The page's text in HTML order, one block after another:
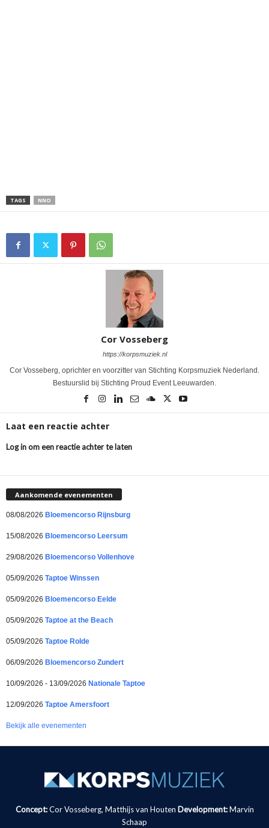
TAGS NNO
Cor Vosseberg
https://korpsmuziek.nl
Cor Vosseberg, oprichter en voorzitter van Stichting Korpsmuziek Nederland.
Bestuurslid bij Stichting Proud Event Leeuwarden.
Laat een reactie achter
Log in om een reactie achter te laten
Aankomende evenementen
08/08/2026 Bloemencorso Rijnsburg
15/08/2026 Bloemencorso Leersum
29/08/2026 Bloemencorso Vollenhove
05/09/2026 Taptoe Winssen
05/09/2026 Bloemencorso Eelde
05/09/2026 Taptoe at the Beach
05/09/2026 Taptoe Rolde
06/09/2026 Bloemencorso Zundert
10/09/2026 - 13/09/2026 Nationale Taptoe
12/09/2026 Taptoe Amersfoort
Bekijk alle evenementen
Concept:Cor Vosseberg, Matthijs van Houten Development: Marvin
Schaap